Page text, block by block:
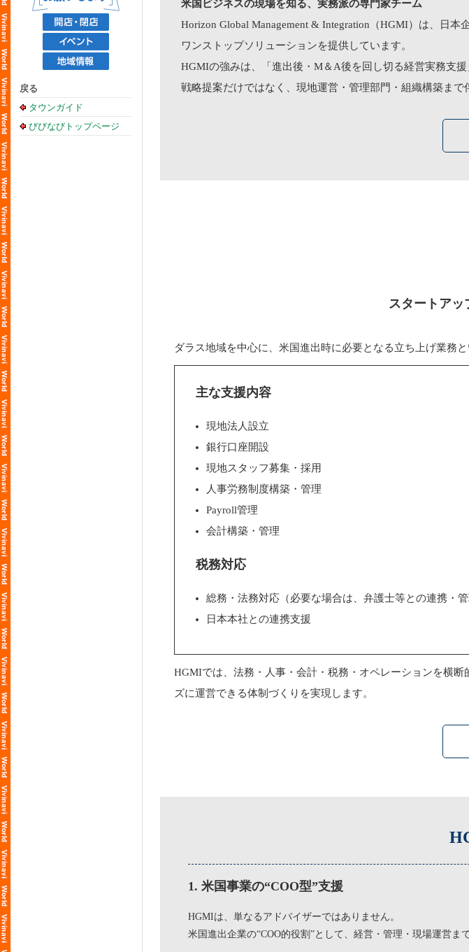
戻る
タウンガイド
びびなびトップページ
米国ビジネスの現場を知る、実務派の専門家チーム
Horizon Global Management & Integration（HGMI）は、日
ワンストップソリューションを提供しています。
HGMIの強みは、「進出後・M＆A後を回し切る経営実務支援
戦略提案だけではなく、現地運営・管理部門・組織構築まで
スタートアッ
ダラス地域を中心に、米国進出時に必要となる立ち上げ業務
主な支援内容
現地法人設立
銀行口座開設
現地スタッフ募集・採用
人事労務制度構築・管理
Payroll管理
会計構築・管理
税務対応
総務・法務対応（必要な場合は、弁護士等との連携・管
日本本社との連携支援
HGMIでは、法務・人事・会計・税務・オペレーションを横
ズに運営できる体制づくりを実現します。
1. 米国事業の“COO型”支援
HGMIは、単なるアドバイザーではありません。
米国進出企業の“COO的役割”として、経営・管理・現場運営ま